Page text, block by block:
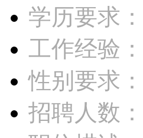
学历要求：
工作经验：
性别要求：
招聘人数：